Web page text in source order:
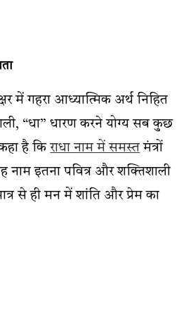
में गहरा आध्यात्मिक अर्थ निहित
“धा” धारण करने योग्य सब कुछ
कहा है किराधा नाम में समस्तमंत्रों
नाम इतना पवित्र और शक्तिशाली
से ही मन में शांति और प्रेम का